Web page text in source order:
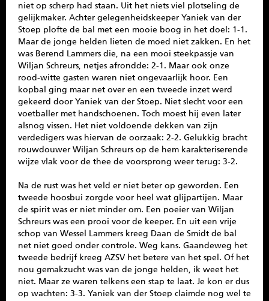
niet op scherp had staan. Uit het niets viel plotseling de
gelijkmaker. Achter gelegenheidskeeper Yaniek van der
Stoep plofte de bal met een mooie boog in het doel: 1-1.
Maar de jonge helden lieten de moed niet zakken. En het
was Berend Lammers die, na een mooi steekpassje van
Wiljan Schreurs, netjes afrondde: 2-1. Maar ook onze
rood-witte gasten waren niet ongevaarlijk hoor. Een
kopbal ging maar net over en een tweede inzet werd
gekeerd door Yaniek van der Stoep. Niet slecht voor een
voetballer met handschoenen. Toch moest hij even later
alsnog vissen. Het niet voldoende dekken van zijn
verdedigers was hiervan de oorzaak: 2-2. Gelukkig bracht
rouwdouwer Wiljan Schreurs op de hem karakteriserende
wijze vlak voor de thee de voorsprong weer terug: 3-2.
Na de rust was het veld er niet beter op geworden. Een
tweede hoosbui zorgde voor heel wat glijpartijen. Maar
de spirit was er niet minder om. Een poeier van Wiljan
Schreurs was een prooi voor de keeper. En uit een vrije
schop van Wessel Lammers kreeg Daan de Smidt de bal
net niet goed onder controle. Weg kans. Gaandeweg het
tweede bedrijf kreeg AZSV het betere van het spel. Of het
nou gemakzucht was van de jonge helden, ik weet het
niet. Maar ze waren telkens een stap te laat. Je kon er dus
op wachten: 3-3. Yaniek van der Stoep claimde nog wel te